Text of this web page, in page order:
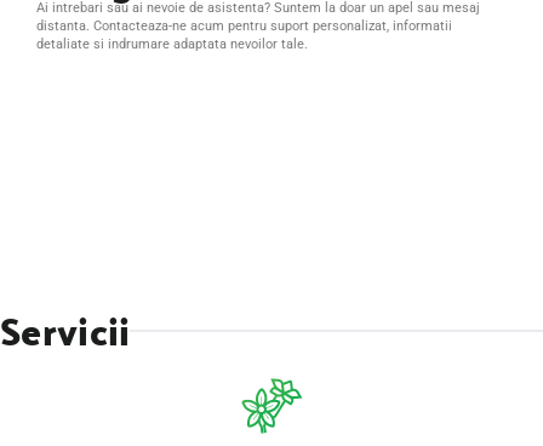
Ai intrebari sau ai nevoie de asistenta? Suntem la doar un apel sau mesaj
distanta. Contacteaza-ne acum pentru suport personalizat, informatii
detaliate si indrumare adaptata nevoilor tale.
Servicii